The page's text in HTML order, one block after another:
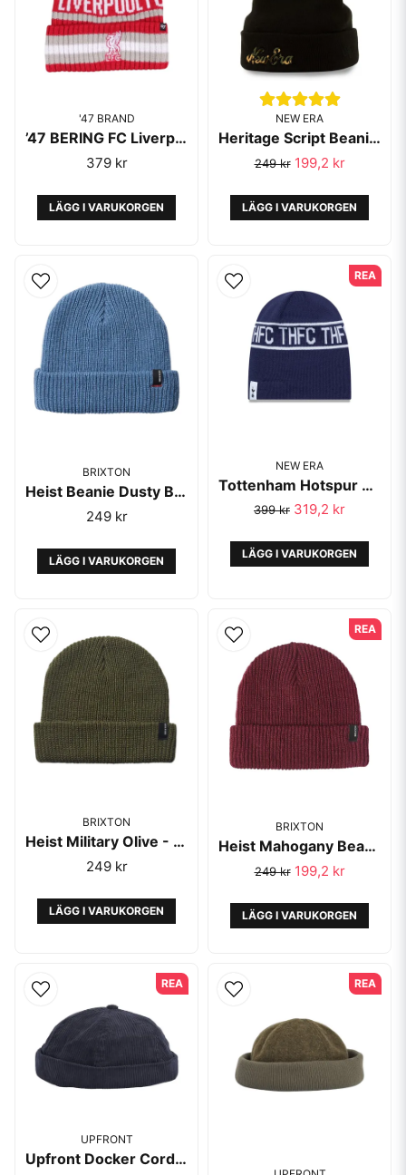
'47 BRAND
’47 BERING FC Liverpool Cuff Knit Red/Grey
379 kr
LÄGG I VARUKORGEN
NEW ERA
Heritage Script Beanie Black - New Era
249 kr 199,2 kr
LÄGG I VARUKORGEN
BRIXTON
Heist Beanie Dusty Blue - Brixton
249 kr
LÄGG I VARUKORGEN
NEW ERA
Tottenham Hotspur FC Blue Cuff Knit Beanie - New Era
399 kr 319,2 kr
LÄGG I VARUKORGEN
REA
BRIXTON
Heist Military Olive - Brixton
249 kr
LÄGG I VARUKORGEN
BRIXTON
Heist Mahogany Beanie - Brixton
249 kr 199,2 kr
LÄGG I VARUKORGEN
REA
UPFRONT
Upfront Docker Corduroy Navy
REA REA